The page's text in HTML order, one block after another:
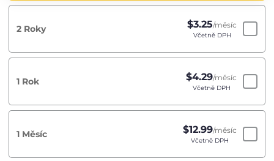
2 Roky $3.25/měsíc
Včetně DPH
1 Rok $4.29/měsíc
Včetně DPH
1 Měsíc $12.99/měsíc
Včetně DPH